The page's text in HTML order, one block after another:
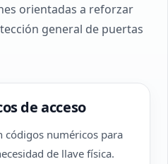
orientadas a reforzar
general de puertas
de acceso
códigos numéricos para
de llave física.